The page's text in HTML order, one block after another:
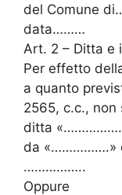
del Comune
data………
Art. 2 – Ditta e
Per effetto
a quanto
2565, c.c., non
ditta
da «…………….»
……………..
Oppure